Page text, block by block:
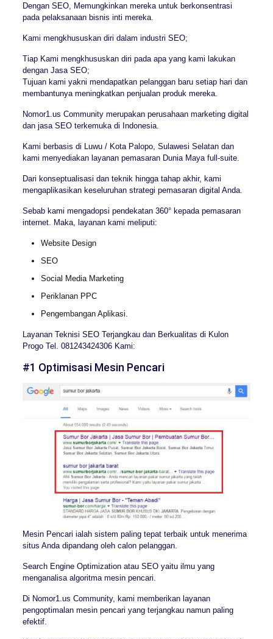
Dengan SEO, Memungkinkan mereka untuk berkonsentrasi
pada pelaksanaan bisnis inti mereka.
Kami mengkhususkan diri dalam industri SEO;
Tiap Kami mengkhususkan diri pada apa yang kami lakukan
dengan Jasa SEO;
Tujuan kami yakni mendapatkan pelanggan baru setiap hari dan
membantunya meningkatkan penjualan produk mereka.
Nomor1.us Community merupakan perusahaan marketing digital
dan jasa SEO terkemuka di Indonesia.
Kami berbasis di Luwu / Kota Palopo, Sulawesi Selatan dan
kami menyediakan layanan pemasaran Dunia Maya full-suite.
Dari konseptualisasi dan teknik hingga tahap akhir, kami
mengaplikasikan keseluruhan strategi pemasaran digital Anda.
Sebab kami mengadopsi pendekatan 360° kepada pemasaran
internet. Maka, layanan kami meliputi:
Website Design
SEO
Social Media Marketing
Periklanan PPC
Pengembangan Aplikasi.
Layanan Teknisi SEO Terjangkau dan Berkualitas di Kulon
Progo Tel. 081243424306 Kami:
#1 Optimisasi Mesin Pencari
Mesin Pencari ialah sistem paling tepat terbaik untuk menerima
situs Anda dipandang oleh calon pelanggan.
Search Engine Optimization atau SEO yaitu ilmu yang
menganalisa algoritma mesin pencari.
Di Nomor1.us Community, kami memberikan layanan
pengoptimalan mesin pencari yang terjangkau namun paling
efektif.